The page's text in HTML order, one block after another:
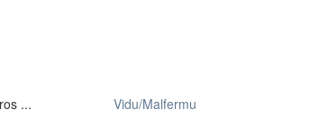
...
Vidu/Malfermu